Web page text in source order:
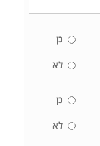
כן
לא
כן
לא